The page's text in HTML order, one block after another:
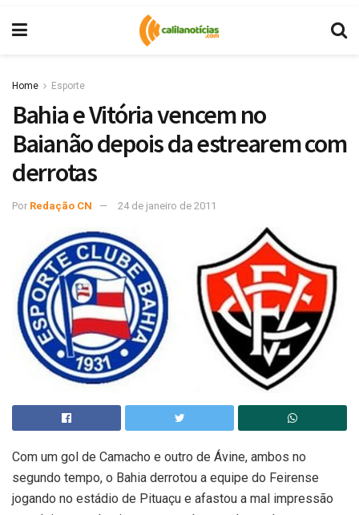
Home Esporte
Bahia e Vitória vencem no
Baianão depois da estrearem com
derrotas
Por Redação CN 24 de janeiro de 2011
Com um gol de Camacho e outro de Ávine, ambos no
segundo tempo, o Bahia derrotou a equipe do Feirense
jogando no estádio de Pituaçu e afastou a mal impressão